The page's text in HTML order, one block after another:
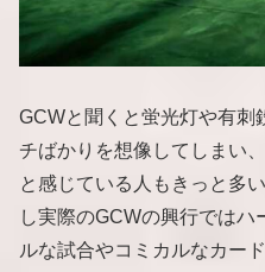
GCWと聞くと蛍光灯や有刺
チばかりを想像してしまい
と感じている人もきっと多
し実際のGCWの興行ではハ
ルな試合やコミカルなカー